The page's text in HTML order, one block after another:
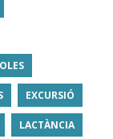
EXCURSIÓ
LACTÀNCIA